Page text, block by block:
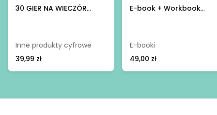
30 GIER NA WIECZÓR
Inne produkty cyfrowe
39,99 zł
E-book + Workbook
E-booki
49,00 zł